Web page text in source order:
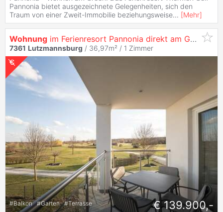
Pannonia bietet ausgezeichnete Gelegenheiten, sich den
Traum von einer Zweit-Immobilie beziehungsweise... [Mehr]
Wohnung im Ferienresort Pannonia direkt am Golfplatz und neben der Therme
7361 Lutzmannsburg / 36,97m² / 1 Zimmer
#Balkon #Garten #Terrasse € 139.900,-